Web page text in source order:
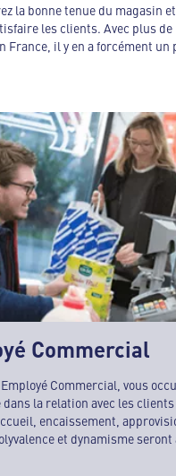
la bonne tenue du magasin
les clients. Avec plus de
France, il y en a forcément un
Commercial
Commercial, vous
la relation avec les
encaissement,
et dynamisme